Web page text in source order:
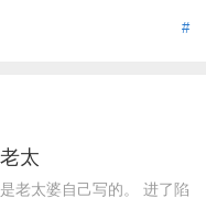
#
太
老太婆自己写的。 进了陷